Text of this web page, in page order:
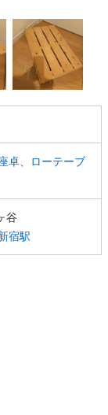
卓、ローテーブ
谷
宿駅